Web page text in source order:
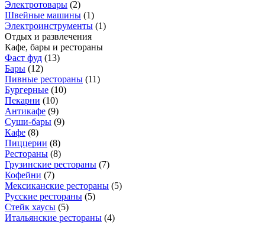
Электротовары (2)
Швейные машины (1)
Электроинструменты (1)
Отдых и развлечения
Кафе, бары и рестораны
Фаст фуд (13)
Бары (12)
Пивные рестораны (11)
Бургерные (10)
Пекарни (10)
Антикафе (9)
Суши-бары (9)
Кафе (8)
Пиццерии (8)
Рестораны (8)
Грузинские рестораны (7)
Кофейни (7)
Мексиканские рестораны (5)
Русские рестораны (5)
Стейк хаусы (5)
Итальянские рестораны (4)